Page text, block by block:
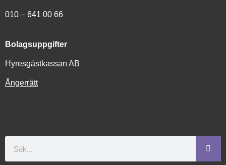
010 – 641 00 66
Bolagsuppgifter
Hyresgästkassan AB
Ångerrätt